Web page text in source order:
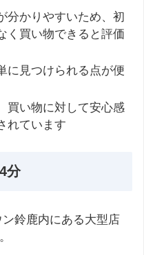
分かりやすいため、初
く買い物できると評価
に見つけられる点が便
買い物に対して安心感
れています
分
鈴鹿内にある大型店